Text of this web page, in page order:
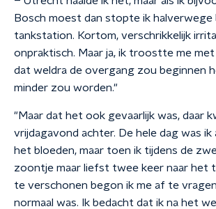
Bosch moest dan stopte ik halverwege
tankstation. Kortom, verschrikkelijk
onpraktisch. Maar ja, ik troostte me
dat weldra de overgang zou beginnen
minder zou worden."
"Maar dat het ook gevaarlijk was, daar
vrijdagavond achter. De hele dag was ik
het bloeden, maar toen ik tijdens de
zoontje maar liefst twee keer naar het
te verschonen begon ik me af te
normaal was. Ik bedacht dat ik na het